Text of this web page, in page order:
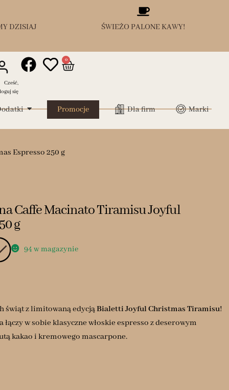
DZISIAJ ŚWIEŻO PALONE KAWY!
Cześć,
się
0
Promocje Dla firm Marki
Espresso 250 g
Caffe Macinato Tiramisu Joyful
g
94 w magazynie
świąt z limitowaną edycjąBialetti Joyful Christmas Tiramisu!
w sobie klasyczne włoskie espresso z deserowym
kakao i kremowego mascarpone.